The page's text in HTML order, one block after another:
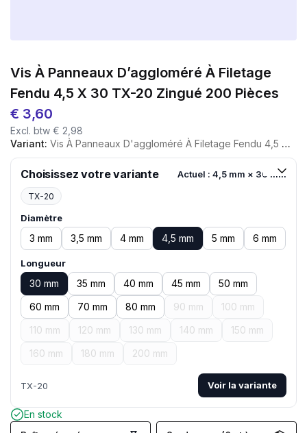
Vis À Panneaux D’aggloméré À Filetage
Fendu 4,5 X 30 TX-20 Zingué 200 Pièces
€ 3,60
Excl. btw € 2,98
Variant: Vis À Panneaux D'aggloméré À Filetage Fendu 4,5 X 30 TX-20 Zingué 200 Pièces
Choisissez votre variante Actuel : 4,5 mm × 30 mm
TX-20
Diamètre
3 mm 3,5 mm 4 mm 4,5 mm 5 mm 6 mm
Longueur
30 mm 35 mm 40 mm 45 mm
50 mm
60 mm
70 mm 80 mm 90 mm
100 mm
110 mm
120 mm 130 mm 140 mm
150 mm
160 mm
180 mm 200 mm
TX-20 Voir la variante
En stock